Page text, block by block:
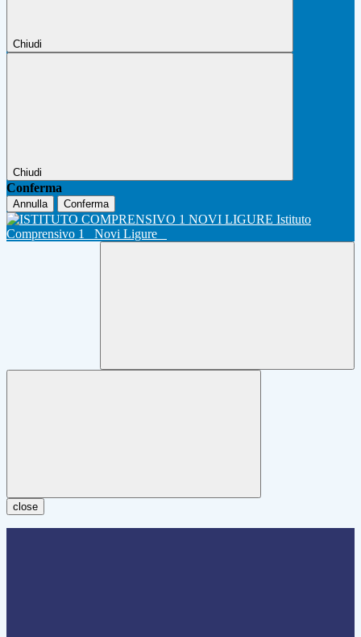
Chiudi
Chiudi
Conferma
Annulla Conferma
Istituto
Comprensivo 1
Novi Ligure
close